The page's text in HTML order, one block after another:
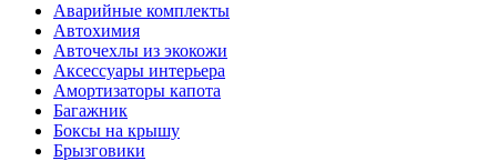
Аварийные комплекты
Автохимия
Авточехлы из экокожи
Аксессуары интерьера
Амортизаторы капота
Багажник
Боксы на крышу
Брызговики